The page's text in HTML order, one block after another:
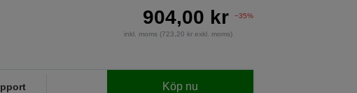
904,00 kr −35%
inkl. moms (723,20 kr exkl. moms)
Köp nu